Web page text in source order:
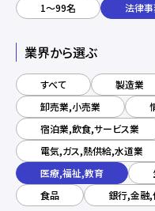
1～99名
法律
業界から選ぶ
すべて 製造業
卸売業,小売業
宿泊業,飲食,サービス業
電気,ガス,熱供給,水道業
医療,福祉,教育
食品
銀行,金融,